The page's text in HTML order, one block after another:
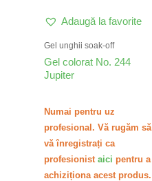
Adaugă la favorite
Gel unghii soak-off
Gel colorat No. 244
Jupiter
Numai pentru uz
profesional. Vă rugăm să
vă înregistrați ca
profesionist aici pentru a
achiziționa acest produs.